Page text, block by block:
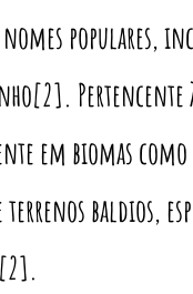
populares,
Pertencente
em biomas como
terrenos baldios,